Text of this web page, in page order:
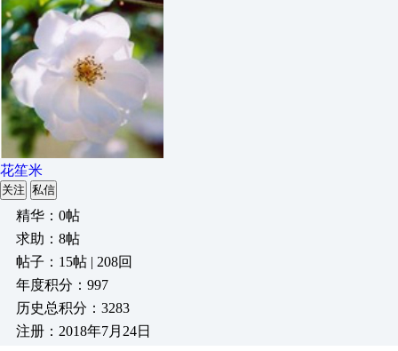
花笙米
关注 私信
精华：0帖
求助：8帖
帖子：15帖 | 208回
年度积分：997
历史总积分：3283
注册：2018年7月24日